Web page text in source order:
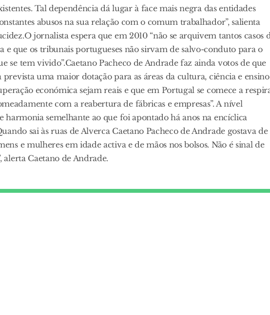
Tal dependência dá lugar à face mais negra das entidades
abusos na sua relação com o comum trabalhador”, salienta
jornalista espera que em 2010 “não se arquivem tantos casos
e que os tribunais portugueses não sirvam de salvo-conduto para o
se tem vivido”.Caetano Pacheco de Andrade faz ainda votos de que
uma maior dotação para as áreas da cultura, ciência e
económica sejam reais e que em Portugal se comece a
com a reabertura de fábricas e empresas”. A nível
harmonia semelhante ao que foi apontado há anos na encíclica
sai às ruas de Alverca Caetano Pacheco de Andrade gostava de
e mulheres em idade activa e de mãos nos bolsos. Não é sinal de
alerta Caetano de Andrade.